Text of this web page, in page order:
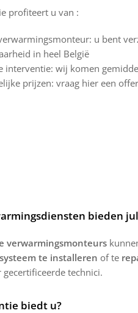
profiteert u van :
u bent
in heel België
interventie: wij komen
prijzen: vraag hier een
bieden
verwarmingsmonteurs
te installeren of te
technici.
biedt u?